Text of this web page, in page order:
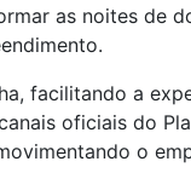
as noites de
facilitando a
oficiais do
o